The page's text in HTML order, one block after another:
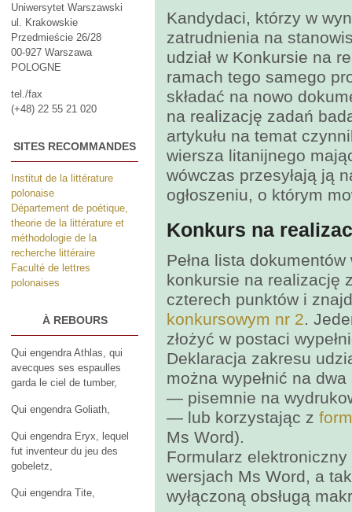
Kandydaci, którzy w
zatrudnienia na
udział w Konkursie na
ramach tego samego
składać na nowo
na realizację zadań
artykułu na temat
wiersza litanijnego
wówczas przesyłają ją
ogłoszeniu, o którym
Konkurs na
Pełna lista
konkursie na realizację
czterech punktów i
konkursowym nr 2 .
złożyć w postaci
Deklaracja zakresu
można wypełnić na
― pisemnie na
― lub korzystając z
Ms Word).
Formularz
wersjach Ms Word, a
wyłączoną obsługą
Uniwersytet Warszawski
ul. Krakowskie
Przedmieście 26/28
00-927 Warszawa
POLOGNE
tel./fax
(+48) 22 55 21 020
SITES RECOMMANDES
Institut de la littérature
polonaise
Département de poétique,
theorie de la littérature et
méthodologie de la
recherche littéraire
Faculté de lettres
polonaises
À REBOURS
Qui engendra Athlas, qui
avecques ses espaulles
garda le ciel de tumber,
Qui engendra Goliath,
Qui engendra Eryx, lequel
fut inventeur du jeu des
gobeletz,
Qui engendra Tite,